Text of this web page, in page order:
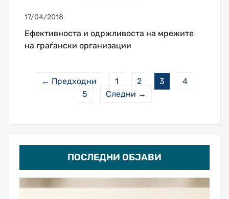
ПОСЛЕДНИ ОБЈАВИ
17/04/2018
Ефективноста и одржливоста на мрежите
на граѓански организации
← Предходни 1 2 3
4
5
Следни →